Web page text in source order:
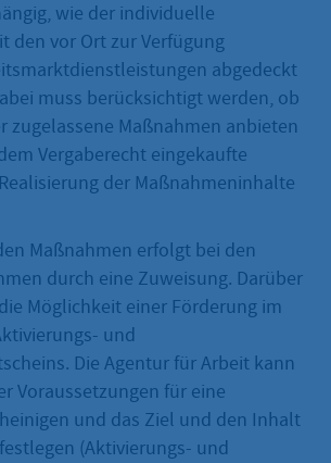
wie der individuelle
den vor Ort zur Verfügung
abgedeckt
muss berücksichtigt werden, ob
zugelassene Maßnahmen anbieten
Vergaberecht eingekaufte
der Maßnahmeninhalte
Maßnahmen erfolgt bei den
durch eine Zuweisung. Darüber
Möglichkeit einer Förderung im
und
Die Agentur für Arbeit kann
Voraussetzungen für eine
und das Ziel und den Inhalt
(Aktivierungs- und